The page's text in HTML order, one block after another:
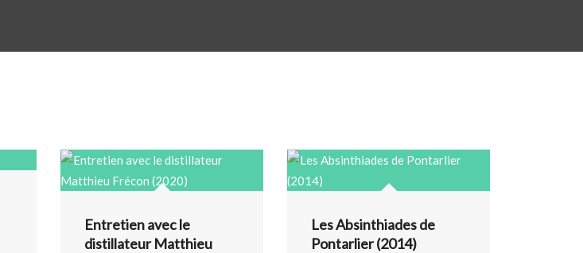
Entretien avec le
distillateur Matthieu
Les Absinthiades de
Pontarlier (2014)